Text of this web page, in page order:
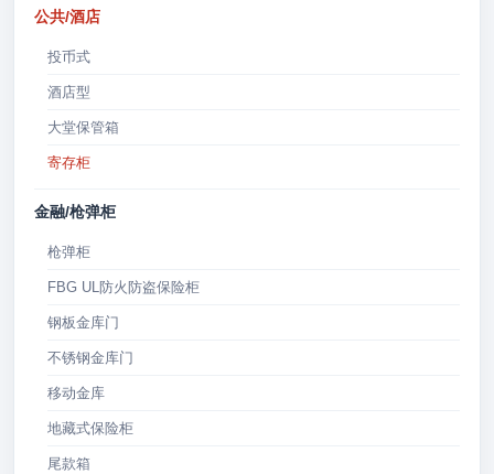
公共/酒店
投币式
酒店型
大堂保管箱
寄存柜
金融/枪弹柜
枪弹柜
FBG UL防火防盗保险柜
钢板金库门
不锈钢金库门
移动金库
地藏式保险柜
尾款箱